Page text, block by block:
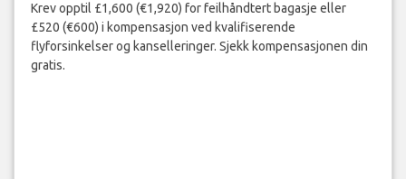
Krev opptil £1,600 (€1,920) for feilhåndtert bagasje eller
£520 (€600) i kompensasjon ved kvalifiserende
flyforsinkelser og kanselleringer. Sjekk kompensasjonen din
gratis.